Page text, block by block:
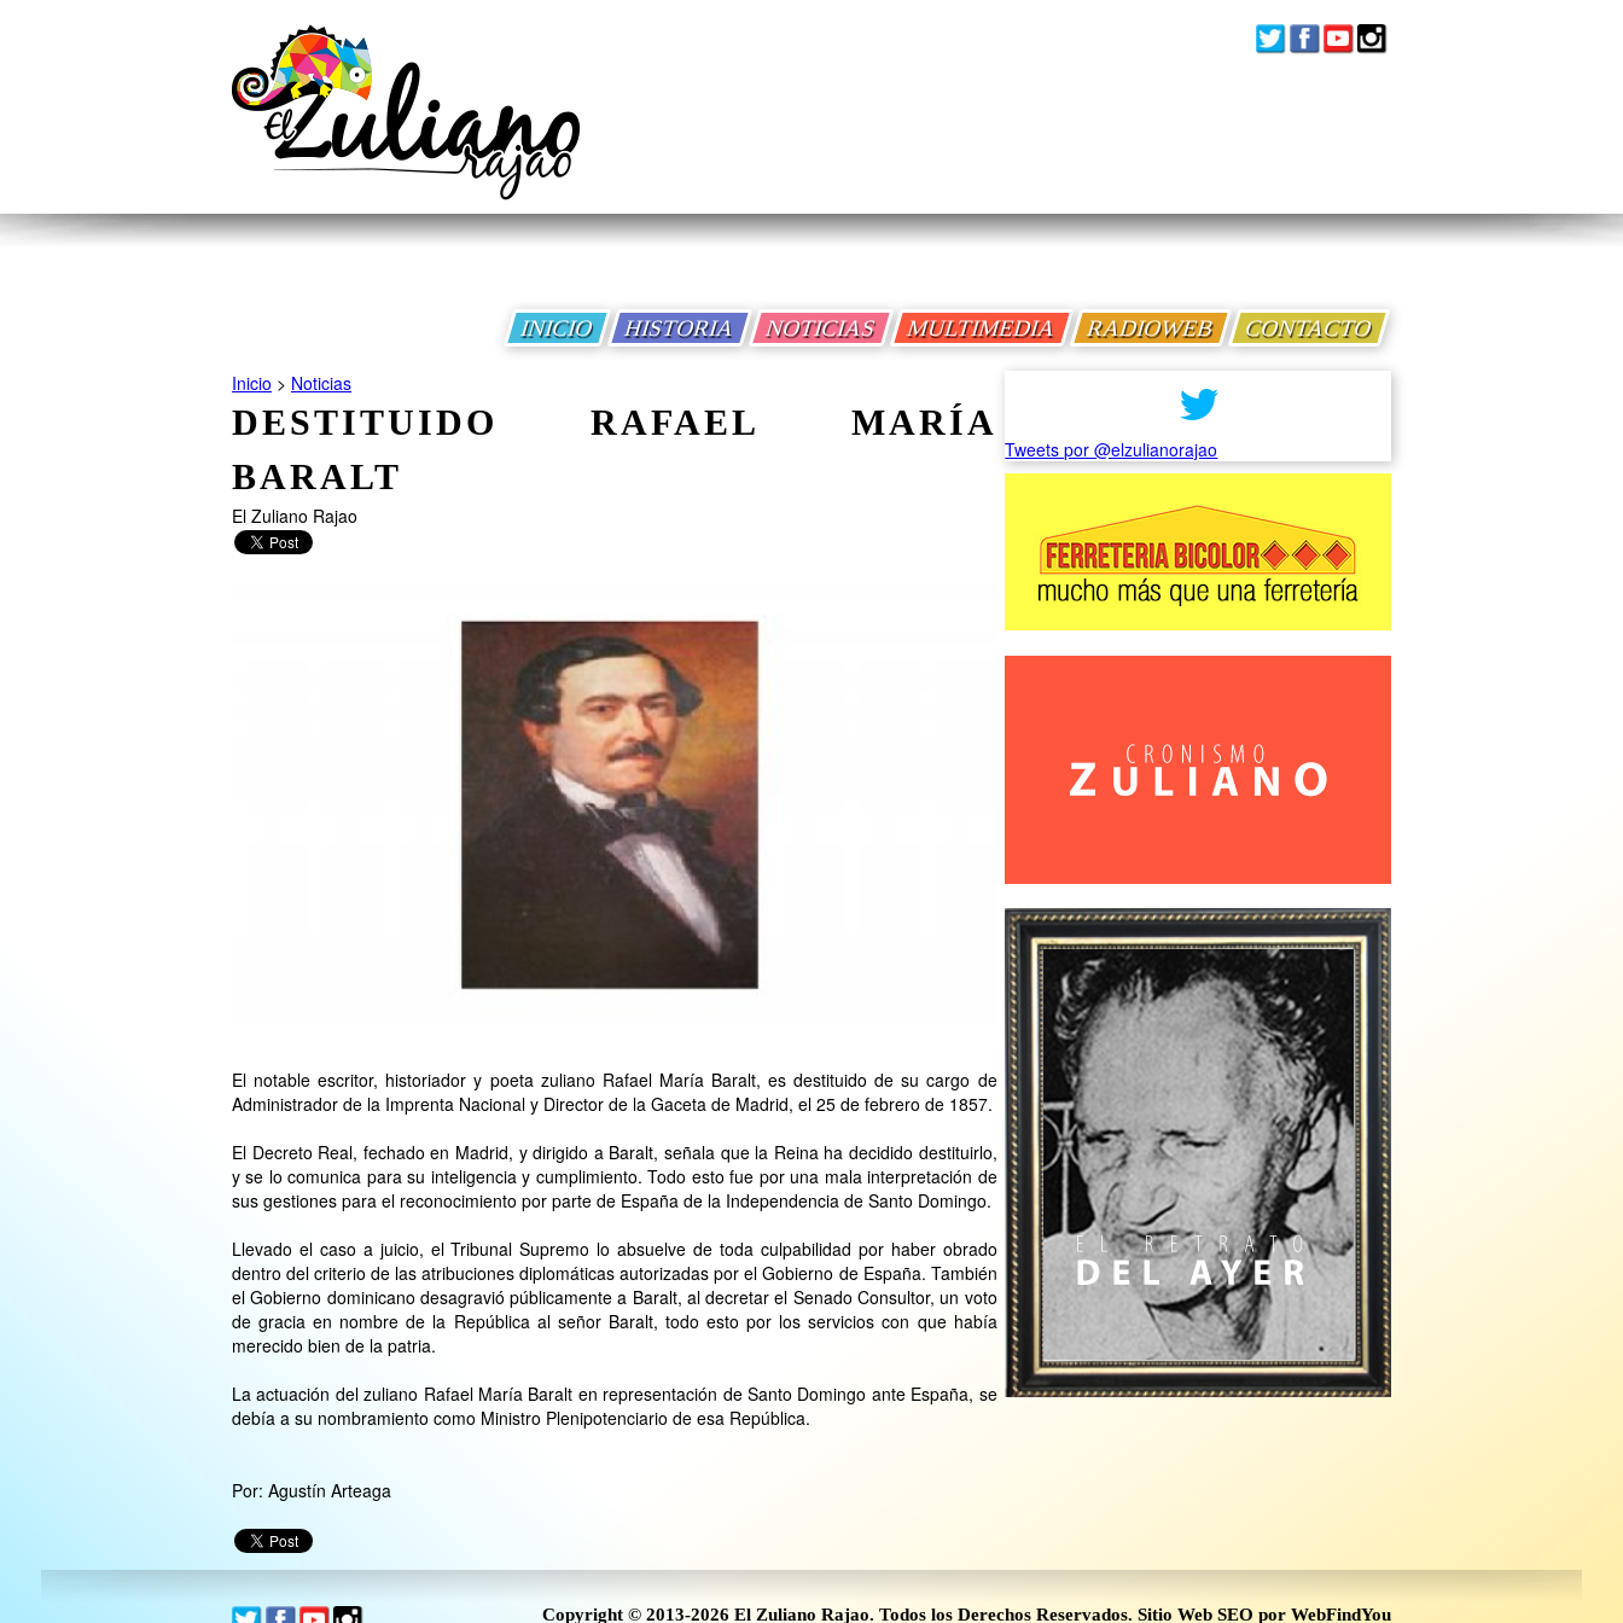
INICIO HISTORIA NOTICIAS MULTIMEDIA RADIOWEB CONTACTO
Inicio > Noticias
DESTITUIDO RAFAEL MARÍA
BARALT
El Zuliano Rajao
El notable escritor, historiador y poeta zuliano Rafael María Baralt, es destituido de su cargo de
Administrador de la Imprenta Nacional y Director de la Gaceta de Madrid, el 25 de febrero de 1857.
El Decreto Real, fechado en Madrid, y dirigido a Baralt, señala que la Reina ha decidido destituirlo,
y se lo comunica para su inteligencia y cumplimiento. Todo esto fue por una mala interpretación de
sus gestiones para el reconocimiento por parte de España de la Independencia de Santo Domingo.
Llevado el caso a juicio, el Tribunal Supremo lo absuelve de toda culpabilidad por haber obrado
dentro del criterio de las atribuciones diplomáticas autorizadas por el Gobierno de España. También
el Gobierno dominicano desagravió públicamente a Baralt, al decretar el Senado Consultor, un voto
de gracia en nombre de la República al señor Baralt, todo esto por los servicios con que había
merecido bien de la patria.
La actuación del zuliano Rafael María Baralt en representación de Santo Domingo ante España, se
debía a su nombramiento como Ministro Plenipotenciario de esa República.
Por: Agustín Arteaga
Tweets por @elzulianorajao
Copyright © 2013-2026 El Zuliano Rajao. Todos los Derechos Reservados. Sitio Web SEO por WebFindYou